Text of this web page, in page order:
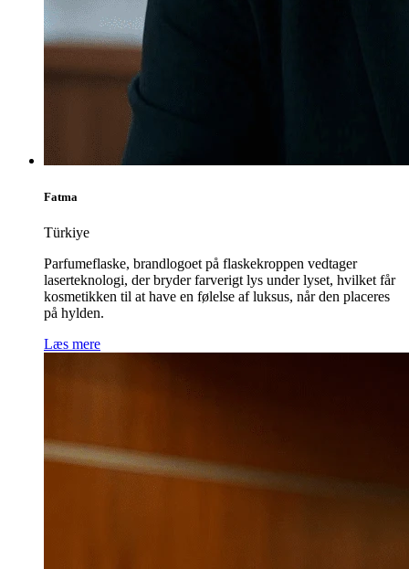
Fatma
Türkiye
Parfumeflaske, brandlogoet på flaskekroppen vedtager
laserteknologi, der bryder farverigt lys under lyset, hvilket får
kosmetikken til at have en følelse af luksus, når den placeres
på hylden.
Læs mere